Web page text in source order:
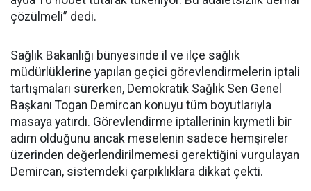
çözülmeli” dedi.
Sağlık Bakanlığı bünyesinde il ve ilçe sağlık
müdürlüklerine yapılan geçici görevlendirmelerin iptali
tartışmaları sürerken, Demokratik Sağlık Sen Genel
Başkanı Togan Demircan konuyu tüm boyutlarıyla
masaya yatırdı. Görevlendirme iptallerinin kıymetli bir
adım olduğunu ancak meselenin sadece hemşireler
üzerinden değerlendirilmemesi gerektiğini vurgulayan
Demircan, sistemdeki çarpıklıklara dikkat çekti.